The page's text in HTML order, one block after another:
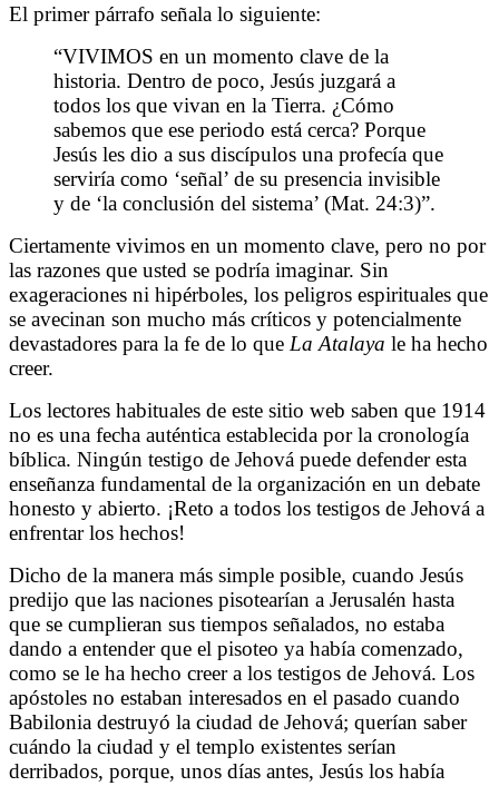
El primer párrafo señala lo siguiente:
“VIVIMOS en un momento clave de la
historia. Dentro de poco, Jesús juzgará a
todos los que vivan en la Tierra. ¿Cómo
sabemos que ese periodo está cerca? Porque
Jesús les dio a sus discípulos una profecía que
serviría como ‘señal’ de su presencia invisible
y de ‘la conclusión del sistema’ (Mat. 24:3)”.
Ciertamente vivimos en un momento clave, pero no por
las razones que usted se podría imaginar. Sin
exageraciones ni hipérboles, los peligros espirituales que
se avecinan son mucho más críticos y potencialmente
devastadores para la fe de lo que La Atalaya le ha hecho
creer.
Los lectores habituales de este sitio web saben que 1914
no es una fecha auténtica establecida por la cronología
bíblica. Ningún testigo de Jehová puede defender esta
enseñanza fundamental de la organización en un debate
honesto y abierto. ¡Reto a todos los testigos de Jehová a
enfrentar los hechos!
Dicho de la manera más simple posible, cuando Jesús
predijo que las naciones pisotearían a Jerusalén hasta
que se cumplieran sus tiempos señalados, no estaba
dando a entender que el pisoteo ya había comenzado,
como se le ha hecho creer a los testigos de Jehová. Los
apóstoles no estaban interesados en el pasado cuando
Babilonia destruyó la ciudad de Jehová; querían saber
cuándo la ciudad y el templo existentes serían
derribados, porque, unos días antes, Jesús los había